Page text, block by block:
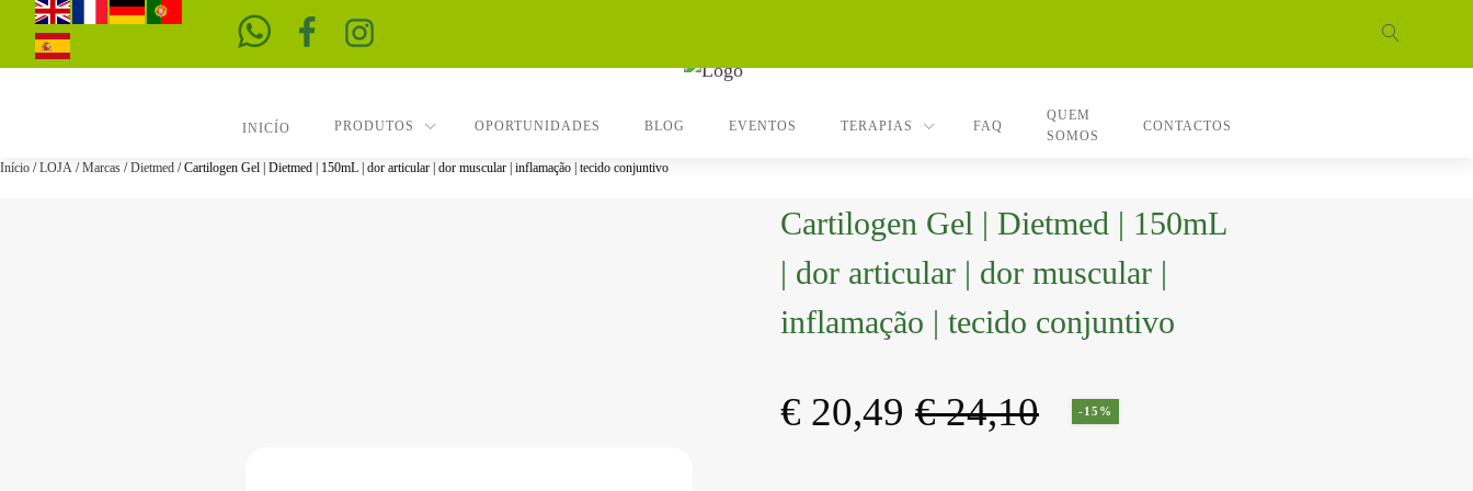
INICÍO PRODUTOS OPORTUNIDADES BLOG EVENTOS TERAPIAS FAQ
QUEM
SOMOS
CONTACTOS
Início /LOJA /Marcas /Dietmed / Cartilogen Gel | Dietmed | 150mL | dor articular | dor muscular | inflamação | tecido conjuntivo
Cartilogen Gel | Dietmed | 150mL
| dor articular | dor muscular |
inflamação | tecido conjuntivo
€24,10
€ 20,49 -15%